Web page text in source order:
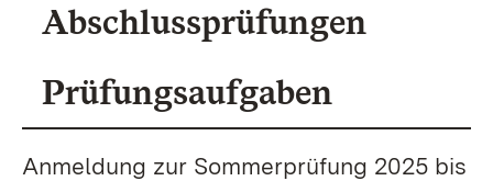
Abschlussprüfungen
Prüfungsaufgaben
Anmeldung zur Sommerprüfung 2025 bis